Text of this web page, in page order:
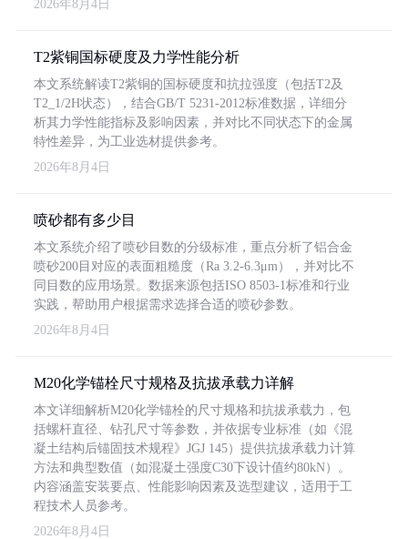
2026年8月4日
T2紫铜国标硬度及力学性能分析
本文系统解读T2紫铜的国标硬度和抗拉强度（包括T2及
T2_1/2H状态），结合GB/T 5231-2012标准数据，详细分
析其力学性能指标及影响因素，并对比不同状态下的金属
特性差异，为工业选材提供参考。
2026年8月4日
喷砂都有多少目
本文系统介绍了喷砂目数的分级标准，重点分析了铝合金
喷砂200目对应的表面粗糙度（Ra 3.2-6.3μm），并对比不
同目数的应用场景。数据来源包括ISO 8503-1标准和行业
实践，帮助用户根据需求选择合适的喷砂参数。
2026年8月4日
M20化学锚栓尺寸规格及抗拔承载力详解
本文详细解析M20化学锚栓的尺寸规格和抗拔承载力，包
括螺杆直径、钻孔尺寸等参数，并依据专业标准（如《混
凝土结构后锚固技术规程》JGJ 145）提供抗拔承载力计算
方法和典型数值（如混凝土强度C30下设计值约80kN）。
内容涵盖安装要点、性能影响因素及选型建议，适用于工
程技术人员参考。
2026年8月4日